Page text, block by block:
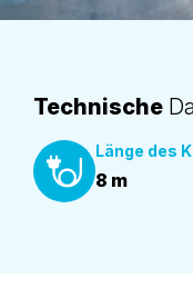
Technische
Länge des
8 m